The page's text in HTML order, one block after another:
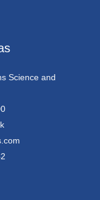
Science and